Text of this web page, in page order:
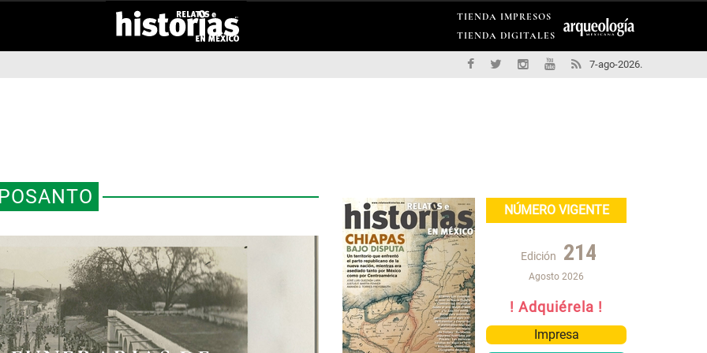
TIENDA IMPRESOS
TIENDA DIGITALES
7-ago-2026.
NÚMERO VIGENTE
Edición 214
Agosto 2026
! Adquiérela !
Impresa